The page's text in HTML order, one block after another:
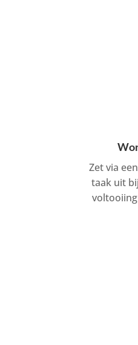
Zet via
taak uit